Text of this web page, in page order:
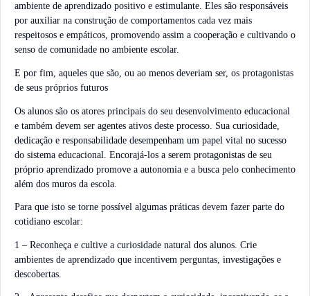
ambiente de aprendizado positivo e estimulante. Eles são responsáveis
por auxiliar na construção de comportamentos cada vez mais
respeitosos e empáticos, promovendo assim a cooperação e cultivando o
senso de comunidade no ambiente escolar.
E por fim, aqueles que são, ou ao menos deveriam ser, os protagonistas
de seus próprios futuros
Os alunos são os atores principais do seu desenvolvimento educacional
e também devem ser agentes ativos deste processo. Sua curiosidade,
dedicação e responsabilidade desempenham um papel vital no sucesso
do sistema educacional. Encorajá-los a serem protagonistas de seu
próprio aprendizado promove a autonomia e a busca pelo conhecimento
além dos muros da escola.
Para que isto se torne possível algumas práticas devem fazer parte do
cotidiano escolar:
1 – Reconheça e cultive a curiosidade natural dos alunos. Crie
ambientes de aprendizado que incentivem perguntas, investigações e
descobertas.